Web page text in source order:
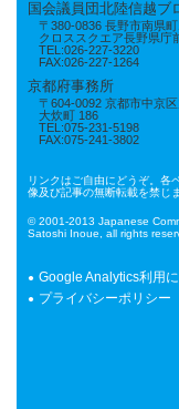
国会議員団北陸信越ブ
〒380-0836 長野市南県
クロススクエア長野県庁
TEL:026-227-3220
FAX:026-227-1264
京都府事務所
〒604-0092 京都市中京
大炊町 186
TEL:075-231-5198
FAX:075-241-3802
リンクはご自由にどうぞ。各
像及び記事の無断転載を禁じま
© 2001-2013 Japanese
Satoshi Inoue, all rights
Google Analytics利用
プライバシーポリシー